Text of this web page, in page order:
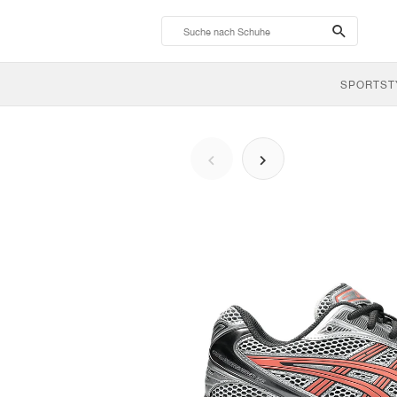
search-
btn